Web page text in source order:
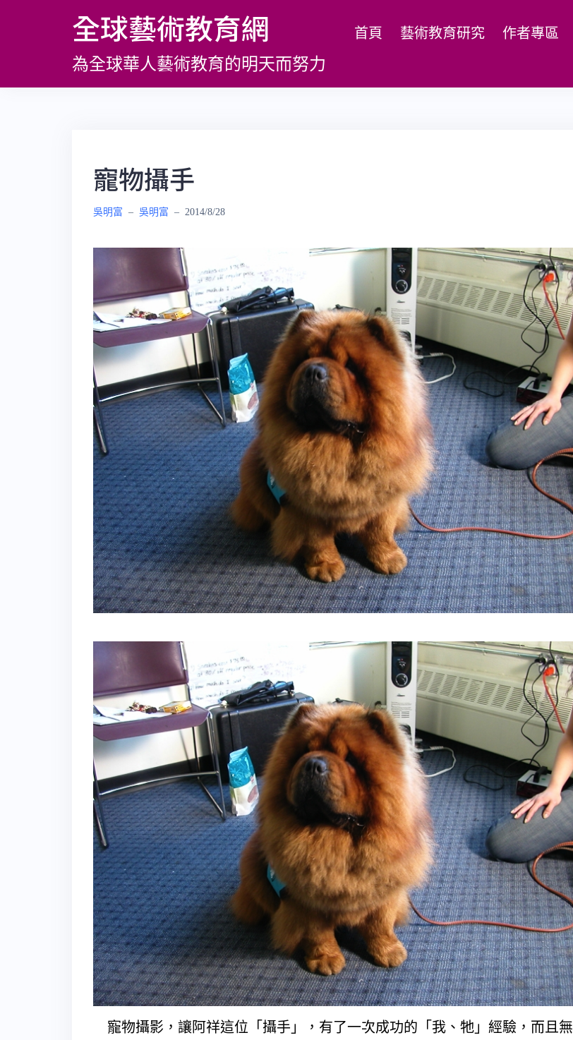
全球藝術教育網
為全球華人藝術教育的明天而努力
首頁 藝術教育研究 作者專區
寵物攝手
吳明富 – 吳明富 – 2014/8/28
寵物攝影，讓阿祥這位「攝手」，有了一次成功的「我、牠」經驗，而且無